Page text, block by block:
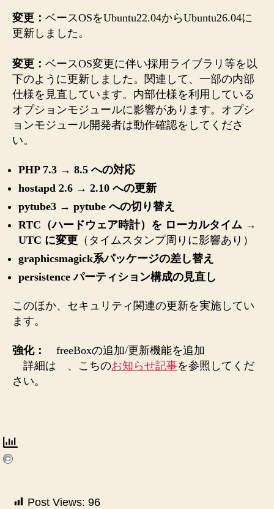
プ
リ
リ
ー
ス)
へ
の
変更： ベースOSをUbuntu22.04からUbuntu26.04に
更新しました。
変更： ベースOS変更に伴い採用ライブラリ等を以
下のように更新しました。関連して、一部の内部
仕様を見直しています。内部仕様を利用している
オプションモジュールに影響があります。オプシ
ョンモジュール開発者は動作確認をしてくださ
い。
PHP 7.3 → 8.5 への対応
hostapd 2.6 → 2.10 への更新
pytube3 → pytube への切り替え
RTC（ハードウェア時計）を ローカルタイム →
UTC に変更 （タイムスタンプ周りに影響あり）
graphicsmagick系パッケージの差し替え
persistence パーティション構成の見直し
このほか、セキュリティ関連の更新を実施してい
ます。
強化：
freeBoxの追加/更新機能を追加
詳細は 、こちのお知らせ記事を参照してくだ
さい。
Post Views: 96